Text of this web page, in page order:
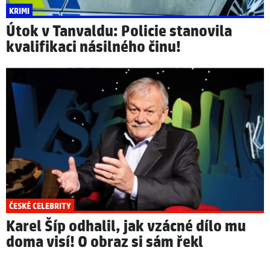
KRIMI
Útok v Tanvaldu: Policie stanovila
kvalifikaci násilného činu!
ČESKÉ CELEBRITY
Karel Šíp odhalil, jak vzácné dílo mu
doma visí! O obraz si sám řekl